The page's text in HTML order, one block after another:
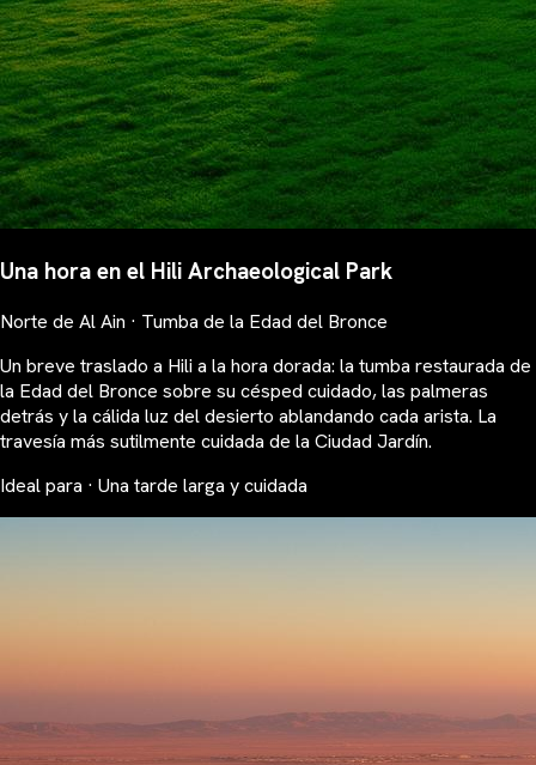
Una hora en el Hili Archaeological Park
Norte de Al Ain · Tumba de la Edad del Bronce
Un breve traslado a Hili a la hora dorada: la tumba restaurada de
la Edad del Bronce sobre su césped cuidado, las palmeras
detrás y la cálida luz del desierto ablandando cada arista. La
travesía más sutilmente cuidada de la Ciudad Jardín.
Ideal para · Una tarde larga y cuidada